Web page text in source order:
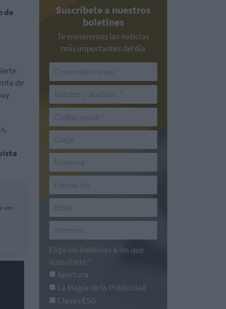
de
de
van
Suscríbete a nuestros
boletines
Te enviaremos las noticias
más importantes del día
Elige los boletines a los que
suscribirte *
Apertura
La Magia de la Publicidad
Claves ESG